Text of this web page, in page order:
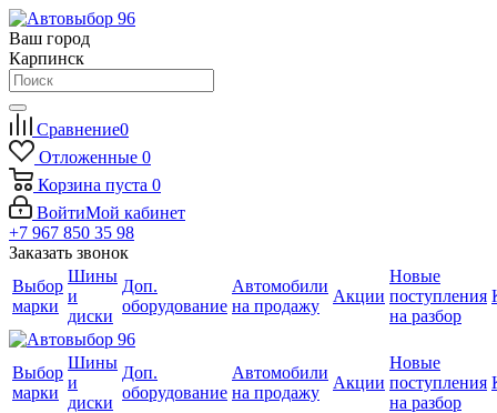
Ваш город
Карпинск
Сравнение0
Отложенные 0
Корзина пуста 0
ВойтиМой кабинет
+7 967 850 35 98
Заказать звонок
Выбор
марки
Шины
и
диски
Доп.
оборудование
Автомобили
на продажу
Акции
Новые
поступления
на разбор
Выбор
марки
Шины
и
диски
Доп.
оборудование
Автомобили
на продажу
Акции
Новые
поступления
на разбор